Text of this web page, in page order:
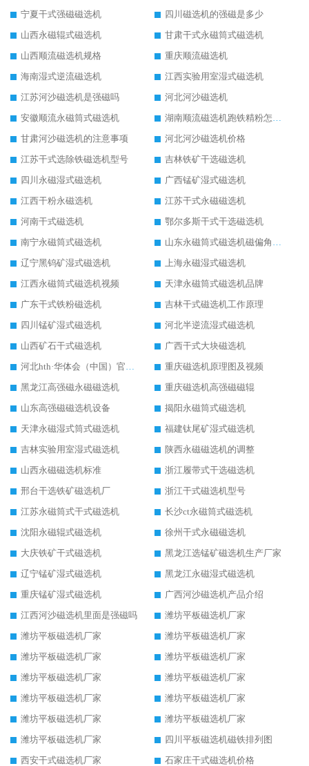
宁夏干式强磁磁选机
四川磁选机的强磁是多少
山西永磁辊式磁选机
甘肃干式永磁筒式磁选机
山西顺流磁选机规格
重庆顺流磁选机
海南湿式逆流磁选机
江西实验用室湿式磁选机
江苏河沙磁选机是强磁吗
河北河沙磁选机
安徽顺流永磁筒式磁选机
湖南顺流磁选机跑铁精粉怎么处理
甘肃河沙磁选机的注意事项
河北河沙磁选机价格
江苏干式选除铁磁选机型号
吉林铁矿干选磁选机
四川永磁湿式磁选机
广西锰矿湿式磁选机
江西干粉永磁选机
江苏干式永磁磁选机
河南干式磁选机
鄂尔多斯干式干选磁选机
南宁永磁筒式磁选机
山东永磁筒式磁选机磁偏角怎么调整
辽宁黑钨矿湿式磁选机
上海永磁湿式磁选机
江西永磁筒式磁选机视频
天津永磁筒式磁选机品牌
广东干式铁粉磁选机
吉林干式磁选机工作原理
四川锰矿湿式磁选机
河北半逆流湿式磁选机
山西矿石干式磁选机
广西干式大块磁选机
河北hth·华体会（中国）官方网站-hth.com 工作视频
重庆磁选机原理图及视频
黑龙江高强磁永磁磁选机
重庆磁选机高强磁磁辊
山东高强磁磁选机设备
揭阳永磁筒式磁选机
天津永磁湿式筒式磁选机
福建钛尾矿湿式磁选机
吉林实验用室湿式磁选机
陕西永磁磁选机的调整
山西永磁磁选机标准
浙江履带式干选磁选机
邢台干选铁矿磁选机厂
浙江干式磁选机型号
江苏永磁筒式干式磁选机
长沙ct永磁筒式磁选机
沈阳永磁辊式磁选机
徐州干式永磁磁选机
大庆铁矿干式磁选机
黑龙江选锰矿磁选机生产厂家
辽宁锰矿湿式磁选机
黑龙江永磁湿式磁选机
重庆锰矿湿式磁选机
广西河沙磁选机产品介绍
江西河沙磁选机里面是强磁吗
潍坊平板磁选机厂家
潍坊平板磁选机厂家
潍坊平板磁选机厂家
潍坊平板磁选机厂家
潍坊平板磁选机厂家
潍坊平板磁选机厂家
潍坊平板磁选机厂家
潍坊平板磁选机厂家
潍坊平板磁选机厂家
潍坊平板磁选机厂家
潍坊平板磁选机厂家
潍坊平板磁选机厂家
四川平板磁选机磁铁排列图
西安干式磁选机厂家
石家庄干式磁选机价格